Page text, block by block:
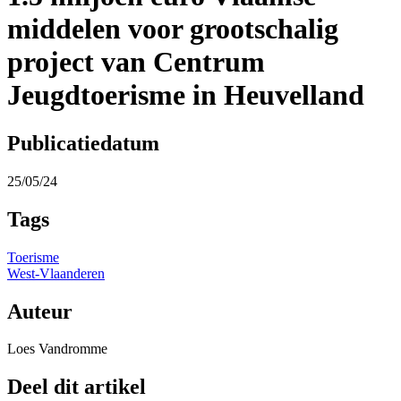
middelen voor grootschalig
project van Centrum
Jeugdtoerisme in Heuvelland
Publicatiedatum
25/05/24
Tags
Toerisme
West-Vlaanderen
Auteur
Loes Vandromme
Deel dit artikel